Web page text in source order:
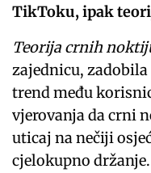
TikToku, ipak
Teorija crnih
zajednicu,
trend među
vjerovanja da crni
uticaj na nečiji
cjelokupno